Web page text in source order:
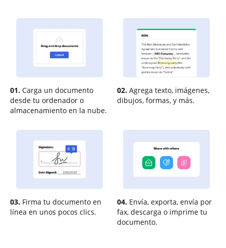
01. Carga un documento
desde tu ordenador o
almacenamiento en la nube.
02. Agrega texto, imágenes,
dibujos, formas, y más.
03. Firma tu documento en
línea en unos pocos clics.
04. Envía, exporta, envía por
fax, descarga o imprime tu
documento.